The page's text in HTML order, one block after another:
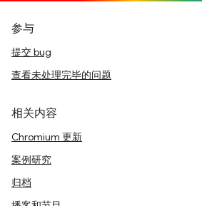
参与
提交 bug
查看未处理完毕的问题
相关内容
Chromium 更新
案例研究
归档